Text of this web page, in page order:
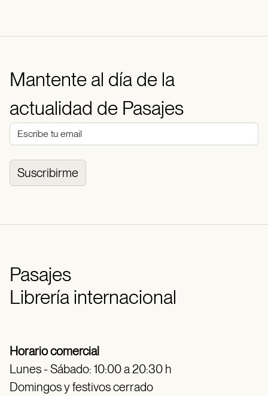
Mantente al día de la
actualidad de Pasajes
Suscribirme
Pasajes
Librería internacional
Horario comercial
Lunes - Sábado: 10:00 a 20:30 h
Domingos y festivos cerrado